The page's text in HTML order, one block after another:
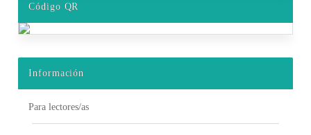
Código QR
Información
Para lectores/as